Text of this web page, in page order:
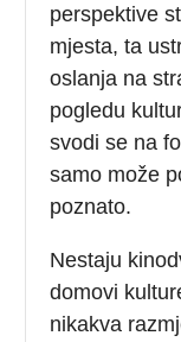
perspektive
mjesta, ta
oslanja na
pogledu
svodi se na
samo može
poznato.
Nestaju
domovi
nikakva